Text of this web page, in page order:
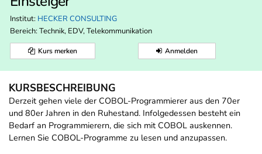
Institut: HECKER CONSULTING
Bereich: Technik, EDV, Telekommunikation
Kurs merken Anmelden
KURSBESCHREIBUNG
Derzeit gehen viele der COBOL-Programmierer aus den 70er
und 80er Jahren in den Ruhestand. Infolgedessen besteht ein
Bedarf an Programmierern, die sich mit COBOL auskennen.
Lernen Sie COBOL-Programme zu lesen und anzupassen.